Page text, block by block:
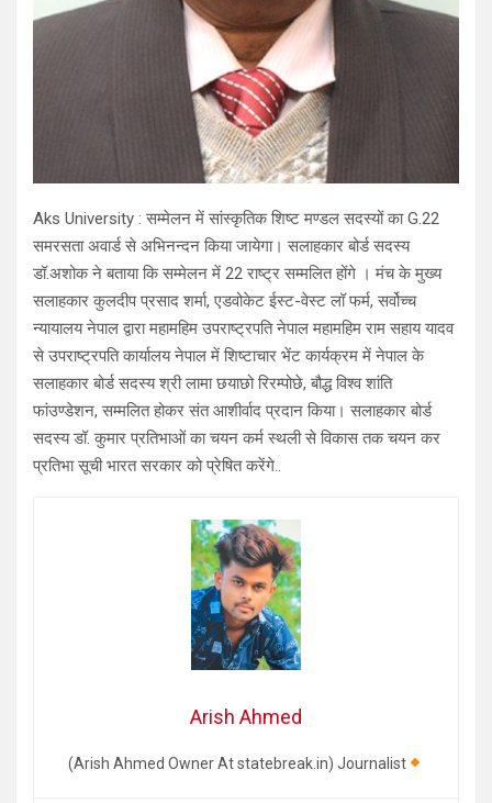
Aks University : सम्मेलन में सांस्कृतिक शिष्ट मण्डल सदस्यों का G.22
समरसता अवार्ड से अभिनन्दन किया जायेगा। सलाहकार बोर्ड सदस्य
डॉ.अशोक ने बताया कि सम्मेलन में 22 राष्ट्र सम्मलित होंगे । मंच के मुख्य
सलाहकार कुलदीप प्रसाद शर्मा, एडवोकेट ईस्ट-वेस्ट लॉ फर्म, सर्वोच्च
न्यायालय नेपाल द्वारा महामहिम उपराष्ट्रपति नेपाल महामहिम राम सहाय यादव
से उपराष्ट्रपति कार्यालय नेपाल में शिष्टाचार भेंट कार्यक्रम में नेपाल के
सलाहकार बोर्ड सदस्य श्री लामा छयाछो रिरम्पोछे, बौद्ध विश्व शांति
फांउण्डेशन, सम्मलित होकर संत आशीर्वाद प्रदान किया। सलाहकार बोर्ड
सदस्य डॉ. कुमार प्रतिभाओं का चयन कर्म स्थली से विकास तक चयन कर
प्रतिभा सूची भारत सरकार को प्रेषित करेंगे..
Arish Ahmed
(Arish Ahmed Owner At statebreak.in) Journalist